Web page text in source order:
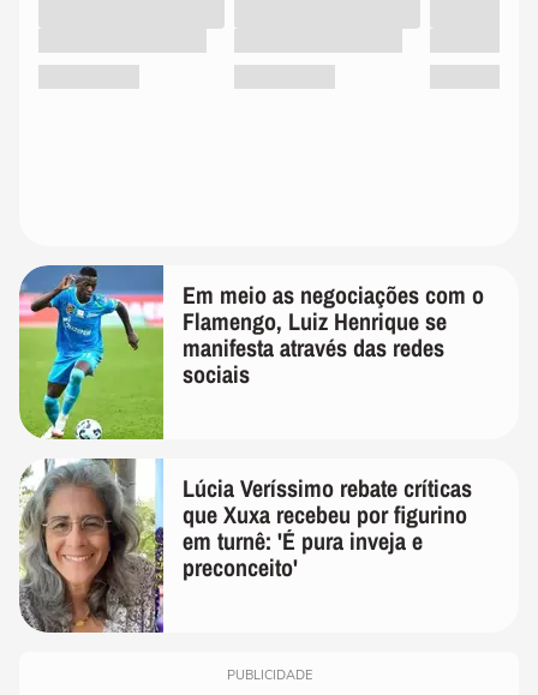
Em meio as negociações com o
Flamengo, Luiz Henrique se
manifesta através das redes
sociais
Lúcia Veríssimo rebate críticas
que Xuxa recebeu por figurino
em turnê: 'É pura inveja e
preconceito'
PUBLICIDADE